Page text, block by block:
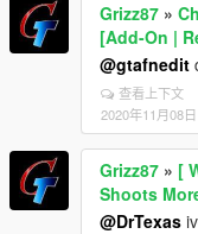
Grizz87 »
[Add-On |
@gtafnedit
查看上下文
2020年11月08日
Grizz87 » [
Shoots
@DrTexas